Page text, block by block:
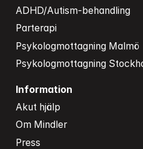
ADHD/Autism-behandling
Parterapi
Psykologmottagning Malmö
Psykologmottagning
Information
Akut hjälp
Om Mindler
Press